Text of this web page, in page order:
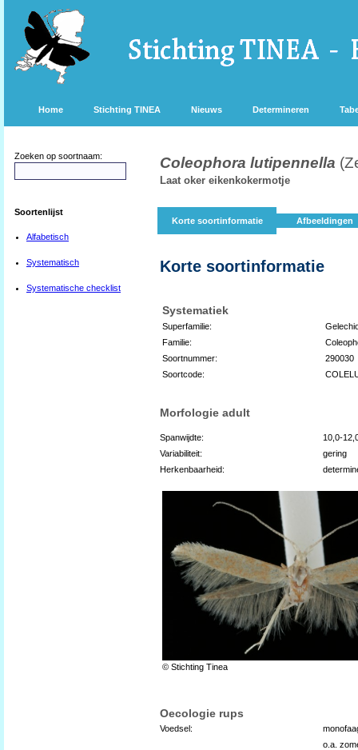
Home Stichting TINEA Nieuws Determineren
Zoeken op soortnaam:
Soortenlijst
Alfabetisch
Systematisch
Systematische checklist
Coleophora lutipennella
Laat oker eikenkokermotje
Korte soortinformatie Afbeeldingen
Korte soortinformatie
Systematiek
Superfamilie:
Familie:
Soortnummer:
290030
Soortcode:
Morfologie adult
Spanwijdte:
10,0-
Variabiliteit:
gering
Herkenbaarheid:
© Stichting Tinea
Oecologie rups
Voedsel:
o.a.